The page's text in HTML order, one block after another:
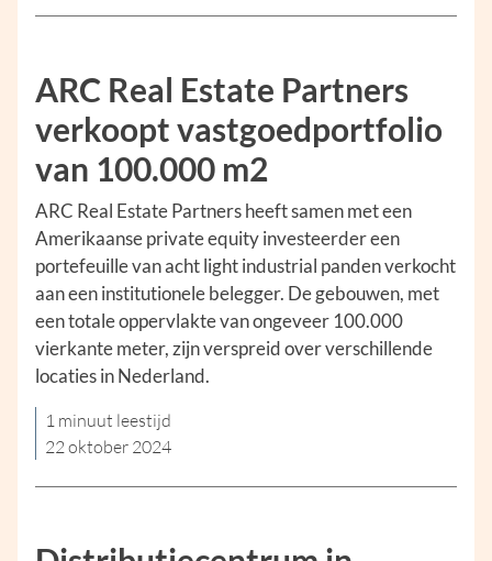
ARC Real Estate Partners
verkoopt vastgoedportfolio
van 100.000 m2
ARC Real Estate Partners heeft samen met een
Amerikaanse private equity investeerder een
portefeuille van acht light industrial panden verkocht
aan een institutionele belegger. De gebouwen, met
een totale oppervlakte van ongeveer 100.000
vierkante meter, zijn verspreid over verschillende
locaties in Nederland.
1 minuut leestijd
22 oktober 2024